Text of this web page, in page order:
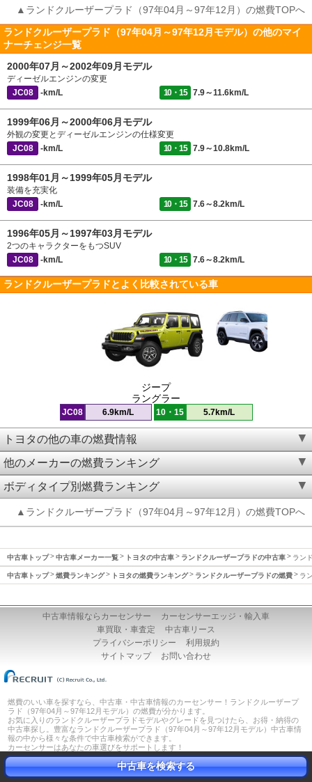
▲ランドクルーザープラド（97年04月～97年12月）の燃費TOPへ
ランドクルーザープラド（97年04月～97年12月モデル）の他のマイ
ナーチェンジ一覧
2000年07月～2002年09月モデル
ディーゼルエンジンの変更
JC08
-km/L 10・15 7.9～11.6km/L
1999年06月～2000年06月モデル
外観の変更とディーゼルエンジンの仕様変更
JC08
-km/L 10・15 7.9～10.8km/L
1998年01月～1999年05月モデル
装備を充実化
JC08
-km/L 10・15 7.6～8.2km/L
1996年05月～1997年03月モデル
2つのキャラクターをもつSUV
JC08
-km/L 10・15 7.6～8.2km/L
ランドクルーザープラドとよく比較されている車
ジープ
ラングラー
JC08 6.9km/L 10・15 5.7km/L
トヨタの他の車の燃費情報
他のメーカーの燃費ランキング
ボディタイプ別燃費ランキング
▲ランドクルーザープラド（97年04月～97年12月）の燃費TOPへ
中古車トップ 中古車メーカー一覧 トヨタの中古車 ランドクルーザープラドの中古車 ラン
中古車トップ 燃費ランキング トヨタの燃費ランキング ランドクルーザープラドの燃費 ラ
中古車情報ならカーセンサー
カーセンサーエッジ・輸入車
車買取・車査定
中古車リース
プライバシーポリシー
利用規約
サイトマップ
お問い合わせ
燃費のいい車を探すなら、中古車・中古車情報のカーセンサー！ランドクルーザープ
ラド（97年04月～97年12月モデル）の燃費が分かります。
お気に入りのランドクルーザープラドモデルやグレードを見つけたら、お得・納得の
中古車探し。豊富なランドクルーザープラド（97年04月～97年12月モデル）中古車情
報の中から様々な条件で中古車検索ができます。
カーセンサーはあなたの車選びをサポートします！
中古車を検索する